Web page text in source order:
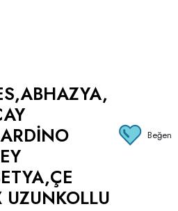
Beğen